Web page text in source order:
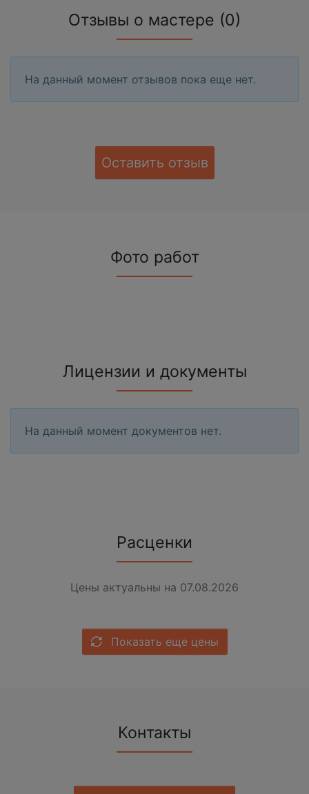
Отзывы о мастере (0)
На данный момент отзывов пока еще нет.
Оставить отзыв
Фото работ
Лицензии и документы
На данный момент документов нет.
Расценки
Цены актуальны на 07.08.2026
Показать еще цены
Контакты